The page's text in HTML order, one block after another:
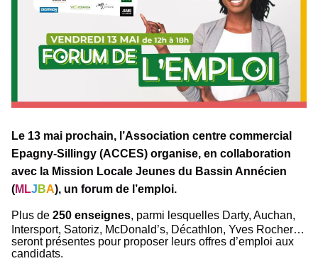
Le 13 mai prochain, l’Association centre commercial
Epagny-Sillingy (ACCES) organise, en collaboration
avec la Mission Locale Jeunes du Bassin Annécien
(M LJ BA), un forum de l’emploi.
Plus de 250 enseignes, parmi lesquelles Darty, Auchan,
Intersport, Satoriz, McDonald’s, Décathlon, Yves Rocher…
seront présentes pour proposer leurs offres d’emploi aux
candidats.